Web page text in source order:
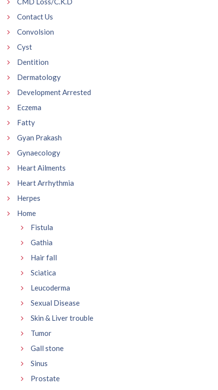
Contact Us
Convolsion
Cyst
Dentition
Dermatology
Development Arrested
Eczema
Fatty
Gyan Prakash
Gynaecology
Heart Ailments
Heart Arrhythmia
Herpes
Home
Fistula
Gathia
Hair fall
Sciatica
Leucoderma
Sexual Disease
Skin & Liver trouble
Tumor
Gall stone
Sinus
Prostate